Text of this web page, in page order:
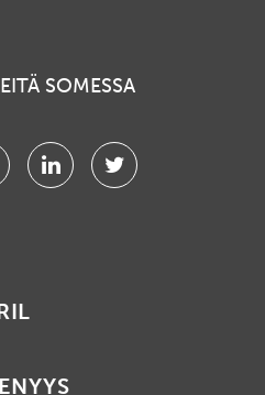
SOMESSA
LinkedinTwitter